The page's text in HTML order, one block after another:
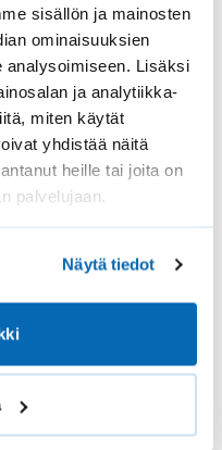
sisällön ja mainosten
ominaisuuksien
analysoimiseen. Lisäksi
ja analytiikka-
miten käytät
yhdistää näitä
heille tai joita on
palvelujaan.
Näytä tiedot
hyönteissuojien kehiin
reikä?